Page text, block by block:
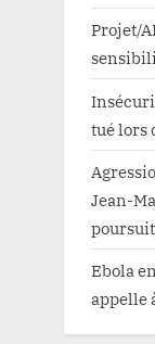
Projet/
tué lors
Jean-
Ebola
appelle